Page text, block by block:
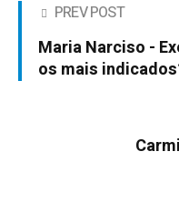
PREV POST
Maria Narciso -
os mais